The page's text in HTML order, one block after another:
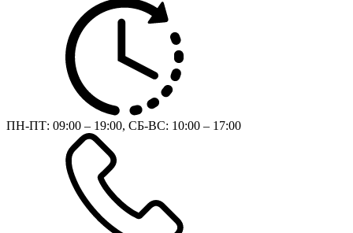
ПН-ПТ: 09:00 – 19:00, СБ-ВС: 10:00 – 17:00